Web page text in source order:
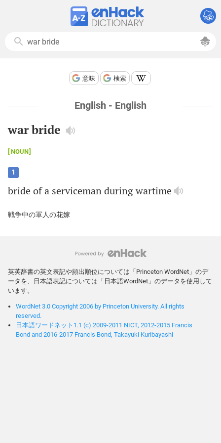
意味 検索
English - English
war bride
NOUN
1
bride ofa servicemanduringwartime
戦争中の軍人の花嫁
英英辞書の英文表記や頻出順位については「Princeton WordNet」のデ
ータを、日本語表記については「日本語WordNet」のデータを使用して
います。
WordNet 3.0 Copyright 2006 by Princeton University. All rights
reserved.
日本語ワードネット1.1 (c) 2009-2011 NICT, 2012-2015 Francis
Bond and 2016-2017 Francis Bond, Takayuki Kuribayashi